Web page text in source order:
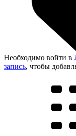
Необходимо войти в
запись, чтобы